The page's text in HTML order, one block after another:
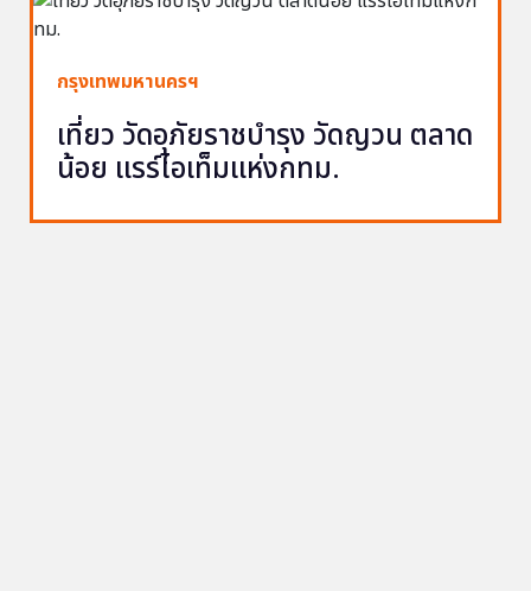
กรุงเทพมหานครฯ
เที่ยว วัดอุภัยราชบำรุง วัดญวน ตลาด
น้อย แรร์ไอเท็มแห่งกทม.